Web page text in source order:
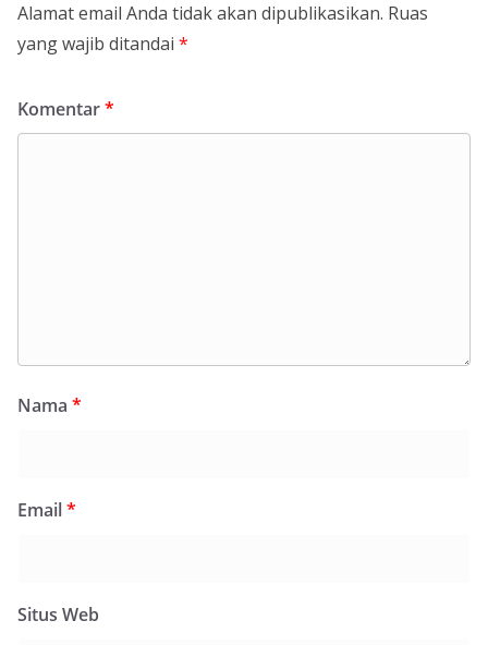
Alamat email Anda tidak akan dipublikasikan. Ruas
yang wajib ditandai *
Komentar*
Nama *
Email*
Situs Web